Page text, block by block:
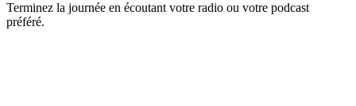
Terminez la journée en écoutant votre radio ou votre podcast
préféré.